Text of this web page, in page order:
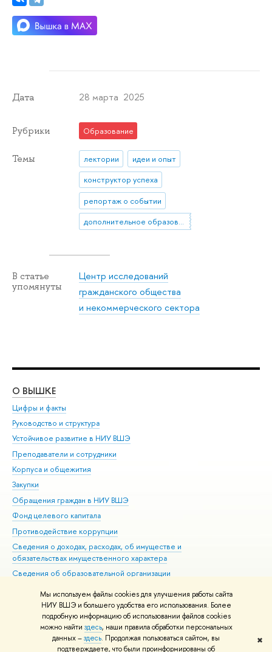
Мы используем файлы cookies для улучшения работы сайта
НИУ ВШЭ и большего удобства его использования. Более
подробную информацию об использовании файлов cookies
можно найти здесь, наши правила обработки персональных
данных –здесь. Продолжая пользоваться сайтом, вы
подтверждаете, что были проинформированы об
✖
Дата 28 марта 2025
Рубрики Образование
Темы лектории
идеи и опыт
конструктор успеха
репортаж о событии
дополнительное образование
В статье
упомянуты
Центр исследований
гражданского общества
и некоммерческого сектора
О ВЫШКЕ
Цифры и факты
Руководство и структура
Устойчивое развитие в НИУ ВШЭ
Преподаватели и сотрудники
Корпуса и общежития
Закупки
Обращения граждан в НИУ ВШЭ
Фонд целевого капитала
Противодействие коррупции
Сведения о доходах, расходах, об имуществе и
обязательствах имущественного характера
Сведения об образовательной организации
Людям с ограниченными возможностями здоровья
Единая платежная страница
Работа в Вышке